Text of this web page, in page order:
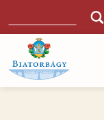
tartalomra